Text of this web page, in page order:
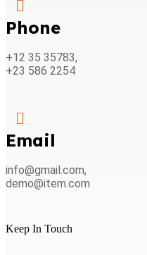
Phone
+12 35 35783,
+23 586 2254
Email
info@gmail.com,
demo@item.com
Keep In Touch